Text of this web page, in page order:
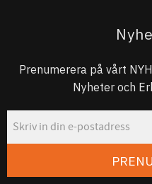
Prenumerera på vårt
Nyheter och